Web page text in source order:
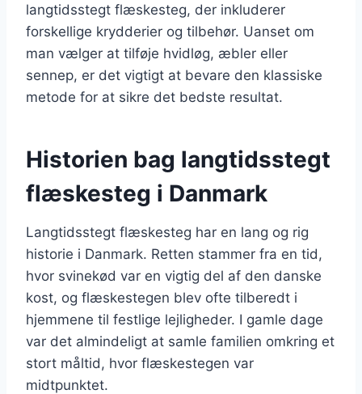
langtidsstegt flæskesteg, der inkluderer
forskellige krydderier og tilbehør. Uanset om
man vælger at tilføje hvidløg, æbler eller
sennep, er det vigtigt at bevare den klassiske
metode for at sikre det bedste resultat.
Historien bag langtidsstegt
flæskesteg i Danmark
Langtidsstegt flæskesteg har en lang og rig
historie i Danmark. Retten stammer fra en tid,
hvor svinekød var en vigtig del af den danske
kost, og flæskestegen blev ofte tilberedt i
hjemmene til festlige lejligheder. I gamle dage
var det almindeligt at samle familien omkring et
stort måltid, hvor flæskestegen var
midtpunktet.